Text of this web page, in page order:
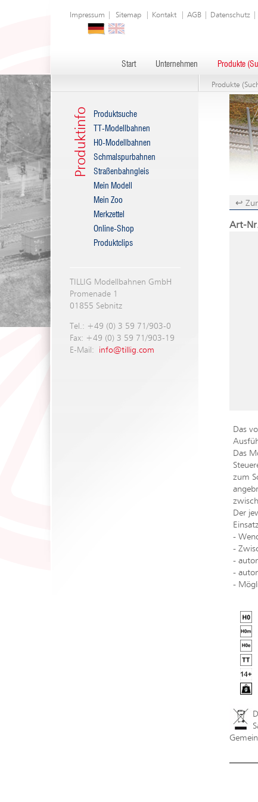
Impressum Sitemap| Kontakt| AGB| Datenschutz|
Start Unternehmen Produkte
Produkte
Produktinfo
Produktsuche
TT-Modellbahnen
H0-Modellbahnen
Schmalspurbahnen
Straßenbahngleis
Mein Modell
Mein Zoo
Merkzettel
Online-Shop
Produktclips
TILLIG Modellbahnen GmbH
Promenade 1
01855 Sebnitz
Tel.: +49 (0) 3 59 71/903-0
Fax: +49 (0) 3 59 71/903-19
E-Mail:
info@tillig.com
↩
Art-
Das
Das
zum
Der
-
-
-
-
-